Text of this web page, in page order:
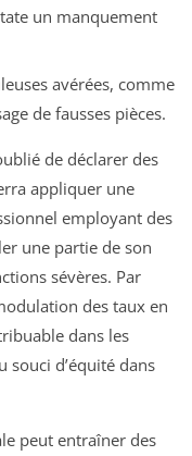
un manquement
avérées, comme
de fausses pièces.
de déclarer des
appliquer une
employant des
une partie de son
sévères. Par
des taux en
dans les
d’équité dans
peut entraîner des